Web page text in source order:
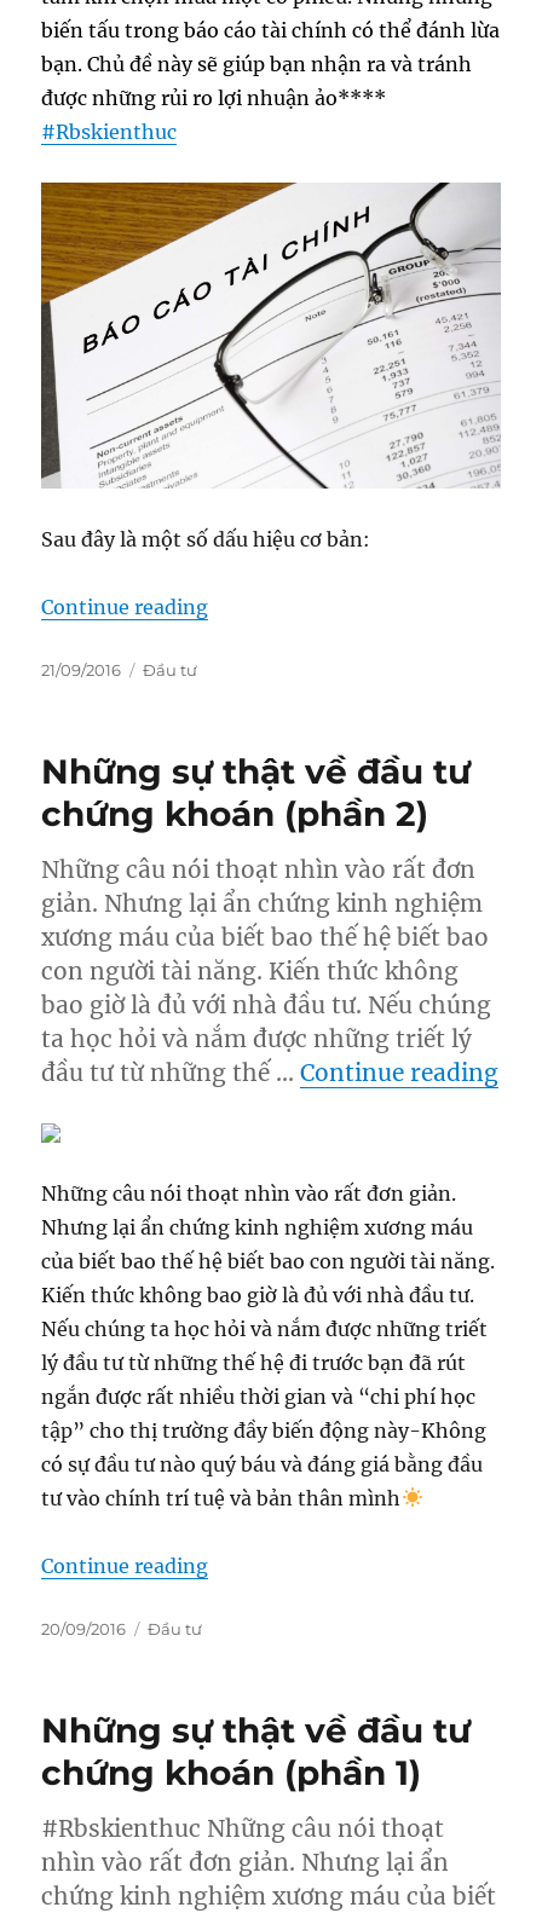
biến tấu trong báo cáo tài chính có thể đánh lừa
bạn. Chủ đề này sẽ giúp bạn nhận ra và tránh
được những rủi ro lợi nhuận ảo****
#Rbskienthuc
Sau đây là một số dấu hiệu cơ bản:
Continue reading“11 Dấu hiệu cho thấy công ty có
Posted
21/09/2016 Categories
Đầu tư
Những sự thật về đầu tư
chứng khoán (phần 2)
Những câu nói thoạt nhìn vào rất đơn
giản. Nhưng lại ẩn chứng kinh nghiệm
xương máu của biết bao thế hệ biết bao
con người tài năng. Kiến thức không
bao giờ là đủ với nhà đầu tư. Nếu chúng
ta học hỏi và nắm được những triết lý
đầu tư từ những thế …Continue reading
Những câu nói thoạt nhìn vào rất đơn giản.
Nhưng lại ẩn chứng kinh nghiệm xương máu
của biết bao thế hệ biết bao con người tài năng.
Kiến thức không bao giờ là đủ với nhà đầu tư.
Nếu chúng ta học hỏi và nắm được những triết
lý đầu tư từ những thế hệ đi trước bạn đã rút
ngắn được rất nhiều thời gian và “chi phí học
tập” cho thị trường đầy biến động này-Không
có sự đầu tư nào quý báu và đáng giá bằng đầu
tư vào chính trí tuệ và bản thân mình
Continue reading“Những sự thật về đầu tư chứng
Posted
20/09/2016 Categories
Đầu tư
Những sự thật về đầu tư
chứng khoán (phần 1)
#Rbskienthuc Những câu nói thoạt
nhìn vào rất đơn giản. Nhưng lại ẩn
chứng kinh nghiệm xương máu của biết